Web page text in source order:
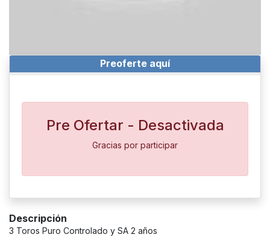
Descripción
3 Toros Puro Controlado y SA 2 años
Preoferte aquí
Pre Ofertar - Desactivada
Gracias por participar